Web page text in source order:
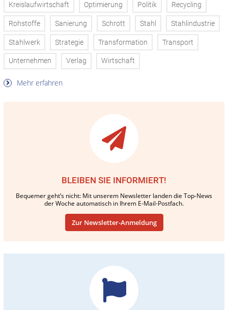
Kreislaufwirtschaft Optimierung Politik Recycling
Rohstoffe Sanierung Schrott Stahl Stahlindustrie
Stahlwerk Strategie Transformation Transport
Unternehmen Verlag Wirtschaft
Mehr erfahren
BLEIBEN SIE INFORMIERT!
Bequemer geht’s nicht: Mit unserem Newsletter landen die Top-News
der Woche automatisch in Ihrem E-Mail-Postfach.
Zur Newsletter-Anmeldung